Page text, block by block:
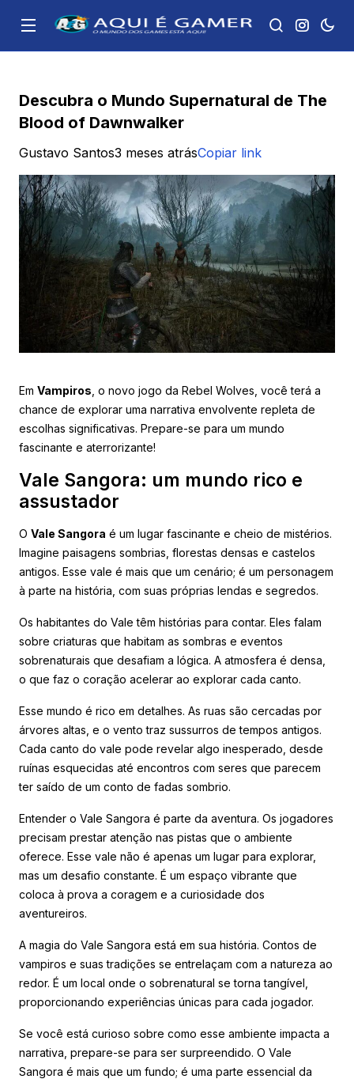
Descubra o Mundo Supernatural de The
Blood of Dawnwalker
Gustavo Santos3 meses atrásCopiar link
Em Vampiros , o novo jogo da Rebel Wolves, você terá a
chance de explorar uma narrativa envolvente repleta de
escolhas significativas. Prepare-se para um mundo
fascinante e aterrorizante!
Vale Sangora: um mundo rico e
assustador
O Vale Sangora é um lugar fascinante e cheio de mistérios.
Imagine paisagens sombrias, florestas densas e castelos
antigos. Esse vale é mais que um cenário; é um personagem
à parte na história, com suas próprias lendas e segredos.
Os habitantes do Vale têm histórias para contar. Eles falam
sobre criaturas que habitam as sombras e eventos
sobrenaturais que desafiam a lógica. A atmosfera é densa,
o que faz o coração acelerar ao explorar cada canto.
Esse mundo é rico em detalhes. As ruas são cercadas por
árvores altas, e o vento traz sussurros de tempos antigos.
Cada canto do vale pode revelar algo inesperado, desde
ruínas esquecidas até encontros com seres que parecem
ter saído de um conto de fadas sombrio.
Entender o Vale Sangora é parte da aventura. Os jogadores
precisam prestar atenção nas pistas que o ambiente
oferece. Esse vale não é apenas um lugar para explorar,
mas um desafio constante. É um espaço vibrante que
coloca à prova a coragem e a curiosidade dos
aventureiros.
A magia do Vale Sangora está em sua história. Contos de
vampiros e suas tradições se entrelaçam com a natureza ao
redor. É um local onde o sobrenatural se torna tangível,
proporcionando experiências únicas para cada jogador.
Se você está curioso sobre como esse ambiente impacta a
narrativa, prepare-se para ser surpreendido. O Vale
Sangora é mais que um fundo; é uma parte essencial da